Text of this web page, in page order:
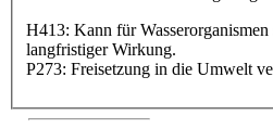
H413: Kann für
langfristiger Wirkung.
P273: Freisetzung in die Umwelt